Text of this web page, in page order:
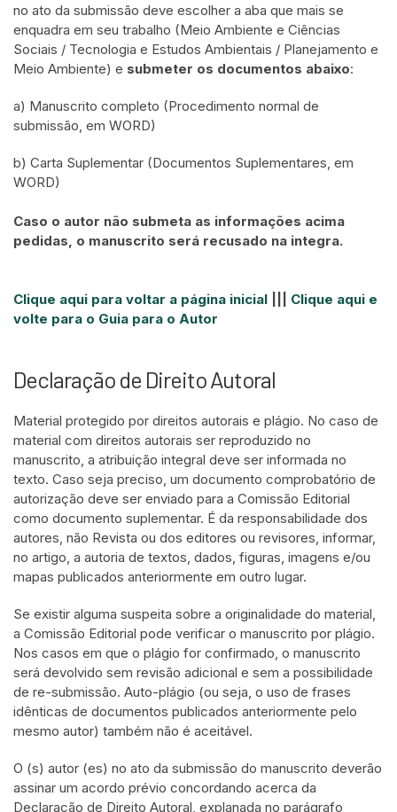
no ato da submissão deve escolher a aba que mais se
enquadra em seu trabalho (Meio Ambiente e Ciências
Sociais / Tecnologia e Estudos Ambientais / Planejamento e
Meio Ambiente) e submeter os documentos abaixo:
a) Manuscrito completo (Procedimento normal de
submissão, em WORD)
b) Carta Suplementar (Documentos Suplementares, em
WORD)
Caso o autor não submeta as informações acima
pedidas, o manuscrito será recusado na integra.
Clique aqui para voltar a página inicial
Clique aqui e
volte para o Guia para o Autor
Declaração de Direito Autoral
Material protegido por direitos autorais e plágio. No caso de
material com direitos autorais ser reproduzido no
manuscrito, a atribuição integral deve ser informada no
texto. Caso seja preciso, um documento comprobatório de
autorização deve ser enviado para a Comissão Editorial
como documento suplementar. É da responsabilidade dos
autores, não Revista ou dos editores ou revisores, informar,
no artigo, a autoria de textos, dados, figuras, imagens e/ou
mapas publicados anteriormente em outro lugar.
Se existir alguma suspeita sobre a originalidade do material,
a Comissão Editorial pode verificar o manuscrito por plágio.
Nos casos em que o plágio for confirmado, o manuscrito
será devolvido sem revisão adicional e sem a possibilidade
de re-submissão. Auto-plágio (ou seja, o uso de frases
idênticas de documentos publicados anteriormente pelo
mesmo autor) também não é aceitável.
O (s) autor (es) no ato da submissão do manuscrito deverão
assinar um acordo prévio concordando acerca da
Declaração de Direito Autoral, explanada no parágrafo